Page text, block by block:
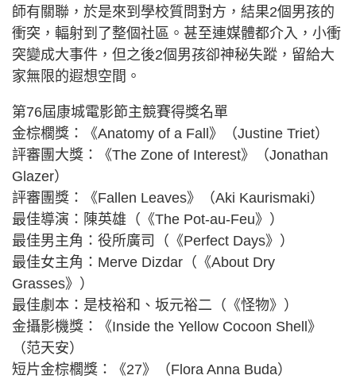
師有關聯，於是來到學校質問對方，結果2個男孩的
衝突，輻射到了整個社區。甚至連媒體都介入，小衝
突變成大事件，但之後2個男孩卻神秘失蹤，留給大
家無限的遐想空間。
第76屆康城電影節主競賽得獎名單
金棕櫚獎：《Anatomy of a Fall》（Justine Triet）
評審團大獎：《The Zone of Interest》（Jonathan
Glazer）
評審團獎：《Fallen Leaves》（Aki Kaurismaki）
最佳導演：陳英雄（《The Pot-au-Feu》）
最佳男主角：役所廣司（《Perfect Days》）
最佳女主角：Merve Dizdar（《About Dry
Grasses》）
最佳劇本：是枝裕和、坂元裕二（《怪物》）
金攝影機獎：《Inside the Yellow Cocoon Shell》
（范天安）
短片金棕櫚獎：《27》（Flora Anna Buda）